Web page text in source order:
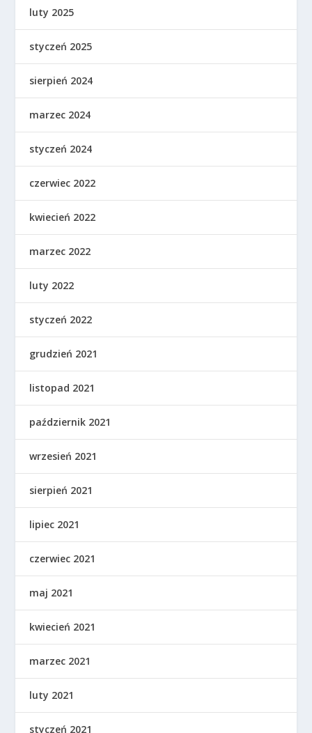
luty 2025
styczeń 2025
sierpień 2024
marzec 2024
styczeń 2024
czerwiec 2022
kwiecień 2022
marzec 2022
luty 2022
styczeń 2022
grudzień 2021
listopad 2021
październik 2021
wrzesień 2021
sierpień 2021
lipiec 2021
czerwiec 2021
maj 2021
kwiecień 2021
marzec 2021
luty 2021
styczeń 2021